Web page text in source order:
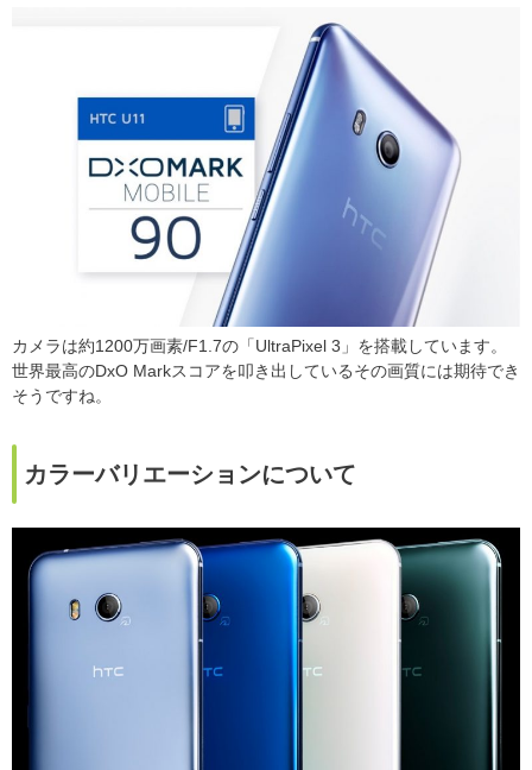
カメラは約1200万画素/F1.7の「UltraPixel 3」を搭載しています。
世界最高のDxO Markスコアを叩き出しているその画質には期待でき
そうですね。
カラーバリエーションについて